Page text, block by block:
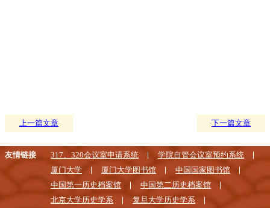
上一篇文章 下一篇文章
友情链接 317、320会议室申请系统
学院自管会议室预约系统
厦门大学
厦门大学图书馆
中国国家图书馆
中国第一历史档案馆
中国第二历史档案馆
北京大学历史学系
复旦大学历史学系